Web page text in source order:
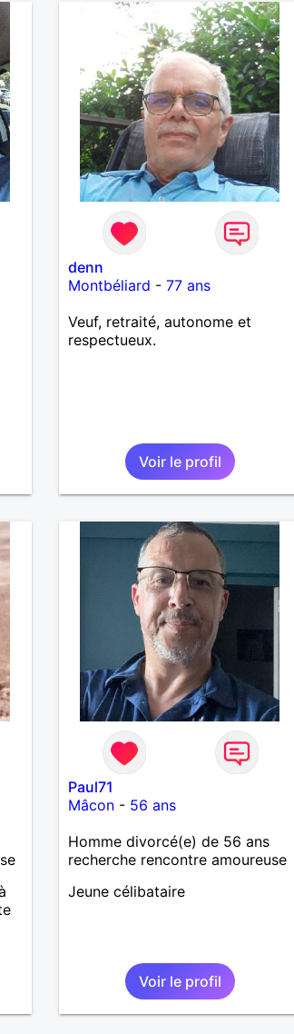
avec qui partager ces moments
simples et sincères.
denn
Montbéliard - 77 ans
Veuf, retraité, autonome et
respectueux.
Voir le profil
Paul71
Mâcon- 56 ans
Homme divorcé(e) de 56 ans
recherche rencontre amoureuse
Jeune célibataire
Voir le profil